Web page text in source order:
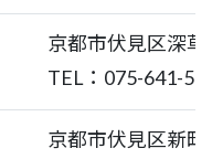
京都市伏見区深
TEL：075-641-
京都市伏見区新